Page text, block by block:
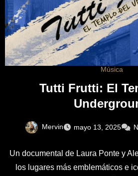
Música
Tutti Frutti: El
Mervin mayo 13, 2025
Un documental de Laura Ponte y
los lugares más emblemáticos e